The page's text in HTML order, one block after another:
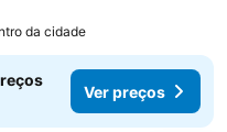
da cidade
Ver preços